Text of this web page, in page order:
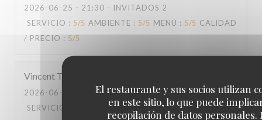
El restaurante y sus socios utilizan
en este sitio, lo que puede
recopilación de datos personales.
2026-06-25 - 21:30 - INVITADOS 2
SERVICIO : 5/5 AMBIENTE : 5/5 MENÚ : 5/5 CALIDAD
/ PRECIO : 5/5
Vincent T
2026-06-20
- 21:00 - INVITADOS 2
SERVICIO
AMBIENTE: 5 /5 MENÚ : 5/5
CALIDAD